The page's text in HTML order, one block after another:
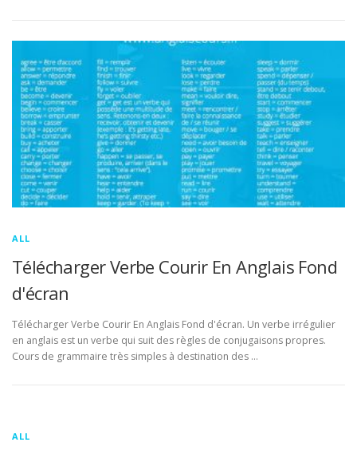
ALL
Télécharger Verbe Courir En Anglais Fond
d'écran
Télécharger Verbe Courir En Anglais Fond d'écran. Un verbe irrégulier
en anglais est un verbe qui suit des règles de conjugaisons propres.
Cours de grammaire très simples à destination des …
ALL